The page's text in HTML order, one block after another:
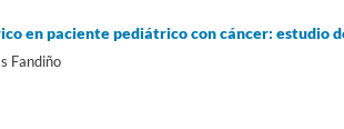
en paciente pediátrico con cáncer: estudio
Fandiño